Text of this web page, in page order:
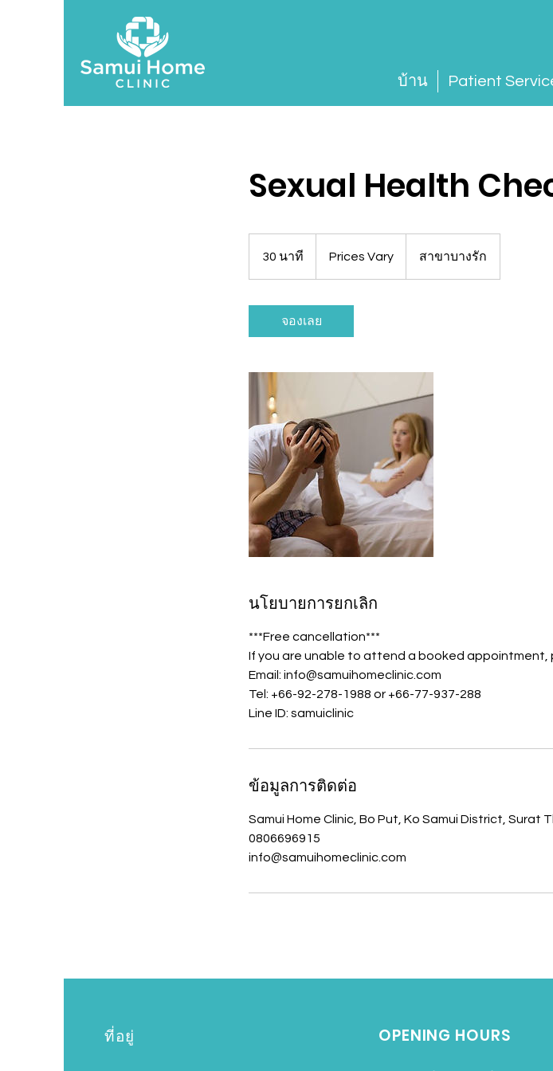
บ้าน Patient
Sexual Health
30 นาที Prices Vary สาขาบางรัก
จองเลย
นโยบายการยกเลิก
***Free cancellation***
If you are unable to attend a booked appointment,
Email: info@samuihomeclinic.com
Tel: +66-92-278-1988 or +66-77-937-288
Line ID: samuiclinic
ข้อมูลการติดต่อ
Samui Home Clinic, Bo Put, Ko Samui District, Surat
0806696915
info@samuihomeclinic.com
ที่อยู่ OPENING HOURS